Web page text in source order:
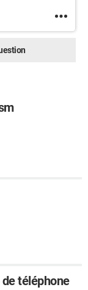
téléphone